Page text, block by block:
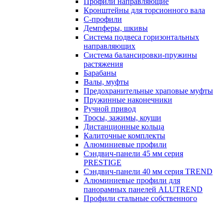
Кронштейны для торсионного вала
С-профили
Демпферы, шкивы
Система подвеса горизонтальных
направляющих
Система балансировки-пружины
растяжения
Барабаны
Валы, муфты
Предохранительные храповые муфты
Пружинные наконечники
Ручной привод
Тросы, зажимы, коуши
Дистанционные кольца
Калиточные комплекты
Алюминиевые профили
Сэндвич-панели 45 мм серия
PRESTIGE
Сэндвич-панели 40 мм серия TREND
Алюминиевые профили для
панорамных панелей ALUTREND
Профили стальные собственного